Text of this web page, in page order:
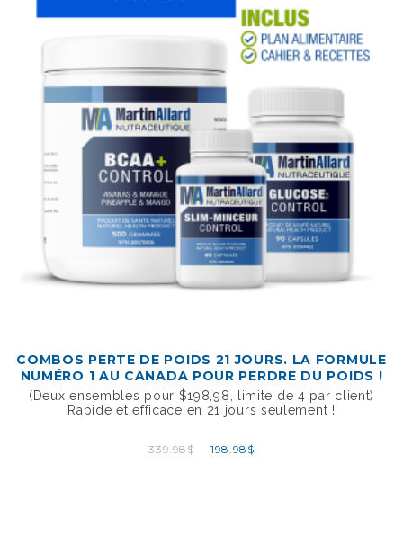
COMBOS PERTE DE POIDS 21 JOURS. LA FORMULE
NUMÉRO 1 AU CANADA POUR PERDRE DU POIDS !
(Deux ensembles pour $198,98, limite de 4 par client)
Rapide et efficace en 21 jours seulement !
339.98$ 198.98 $